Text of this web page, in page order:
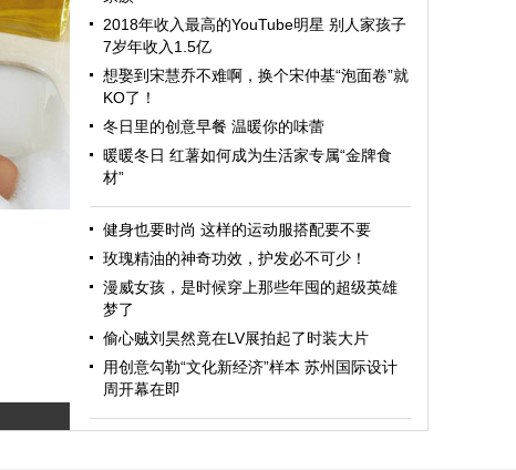
2018年收入最高的YouTube明星 别人家孩子
7岁年收入1.5亿
想娶到宋慧乔不难啊，换个宋仲基“泡面卷”就
KO了！
冬日里的创意早餐 温暖你的味蕾
暖暖冬日 红薯如何成为生活家专属“金牌食
材”
健身也要时尚 这样的运动服搭配要不要
玫瑰精油的神奇功效，护发必不可少！
漫威女孩，是时候穿上那些年囤的超级英雄
梦了
偷心贼刘昊然竟在LV展拍起了时装大片
用创意勾勒“文化新经济”样本 苏州国际设计
周开幕在即